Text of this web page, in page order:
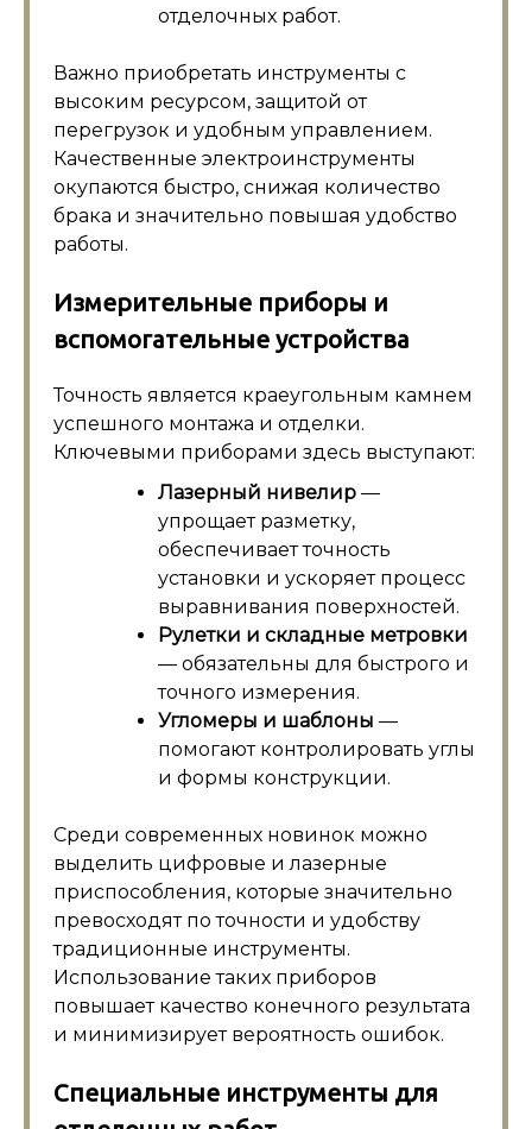
отделочных работ.
Важно приобретать инструменты с
высоким ресурсом, защитой от
перегрузок и удобным управлением.
Качественные электроинструменты
окупаются быстро, снижая количество
брака и значительно повышая удобство
работы.
Измерительные приборы и
вспомогательные устройства
Точность является краеугольным камнем
успешного монтажа и отделки.
Ключевыми приборами здесь выступают:
Лазерный нивелир —
упрощает разметку,
обеспечивает точность
установки и ускоряет процесс
выравнивания поверхностей.
Рулетки и складные метровки
— обязательны для быстрого и
точного измерения.
Угломеры и шаблоны —
помогают контролировать углы
и формы конструкции.
Среди современных новинок можно
выделить цифровые и лазерные
приспособления, которые значительно
превосходят по точности и удобству
традиционные инструменты.
Использование таких приборов
повышает качество конечного результата
и минимизирует вероятность ошибок.
Специальные инструменты для